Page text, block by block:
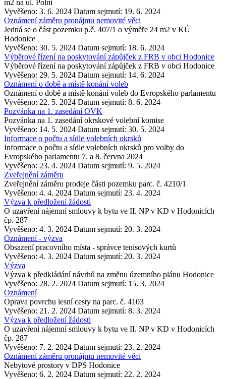
m2 na ul. Polní
Vyvěšeno: 3. 6. 2024 Datum sejmutí: 19. 6. 2024
Oznámení záměru pronájmu nemovité věci
Jedná se o část pozemku p.č. 407/1 o výměře 24 m2 v KÚ
Hodonice
Vyvěšeno: 30. 5. 2024 Datum sejmutí: 18. 6. 2024
Výběrové řízení na poskytování zápůjček z FRB v obci Hodonice
Výběrové řízení na poskytování zápůjček z FRB v obci Hodonice
Vyvěšeno: 29. 5. 2024 Datum sejmutí: 14. 6. 2024
Oznámení o době a místě konání voleb
Oznámení o době a místě konání voleb do Evropského parlamentu
Vyvěšeno: 22. 5. 2024 Datum sejmutí: 8. 6. 2024
Pozvánka na 1. zasedání OVK
Pozvánka na 1. zasedání okrskové volební komise
Vyvěšeno: 14. 5. 2024 Datum sejmutí: 30. 5. 2024
Informace o počtu a sídle volebních okrsků
Informace o počtu a sídle volebních okrsků pro volby do
Evropského parlamentu 7. a 8. června 2024
Vyvěšeno: 23. 4. 2024 Datum sejmutí: 9. 5. 2024
Zveřejnění záměru
Zveřejnění záměru prodeje části pozemku parc. č. 4210/1
Vyvěšeno: 4. 4. 2024 Datum sejmutí: 23. 4. 2024
Výzva k předložení žádosti
O uzavření nájemní smlouvy k bytu ve II. NP v KD v Hodonicích
čp. 287
Vyvěšeno: 4. 3. 2024 Datum sejmutí: 20. 3. 2024
Oznámení - výzva
Obsazení pracovního místa - správce tenisových kurtů
Vyvěšeno: 4. 3. 2024 Datum sejmutí: 20. 3. 2024
Výzva
Výzva k předkládání návrhů na změnu územního plánu Hodonice
Vyvěšeno: 28. 2. 2024 Datum sejmutí: 15. 3. 2024
Oznámení
Oprava povrchu lesní cesty na parc. č. 4103
Vyvěšeno: 21. 2. 2024 Datum sejmutí: 8. 3. 2024
Výzva k předložení žádosti
O uzavření nájemní smlouvy k bytu ve II. NP v KD v Hodonicích
čp. 287
Vyvěšeno: 7. 2. 2024 Datum sejmutí: 23. 2. 2024
Oznámení záměru pronájmu nemovité věci
Nebytové prostory v DPS Hodonice
Vyvěšeno: 6. 2. 2024 Datum sejmutí: 22. 2. 2024